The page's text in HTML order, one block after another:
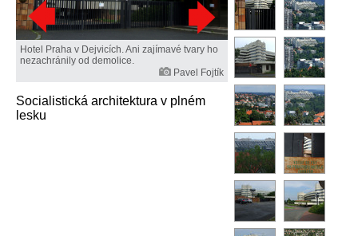
Hotel Praha v Dejvicích. Ani zajímavé tvary ho
nezachránily od demolice.
Pavel Fojtík
Socialistická architektura v plném
lesku